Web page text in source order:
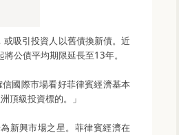
吸引投資人以舊債換新債。近
公債平均期限延長至13年。
國際市場看好菲律賓經濟基本
頂級投資標的。」
新興市場之星。菲律賓經濟在